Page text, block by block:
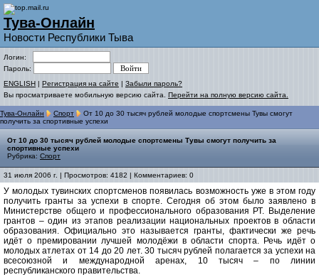
Тува-Онлайн
Новости Республики Тыва
Логин:
Пароль:
ENGLISH | Регистрация на сайте | Забыли пароль?
Вы просматриваете мобильную версию сайта. Перейти на полную версию сайта.
Тува-Онлайн Спорт
От 10 до 30 тысяч рублей молодые спортсмены Тувы смогут
получить за спортивные успехи
От 10 до 30 тысяч рублей молодые спортсмены Тувы смогут получить за
спортивные успехи
Рубрика: Спорт
31 июля 2006 г. | Просмотров: 4182 | Комментариев: 0
У молодых тувинских спортсменов появилась возможность уже в этом году
получить гранты за успехи в спорте. Сегодня об этом было заявлено в
Министерстве общего и профессионального образования РТ. Выделение
грантов – один из этапов реализации национальных проектов в области
образования. Официально это называется гранты, фактически же речь
идёт о премировании лучшей молодёжи в области спорта. Речь идёт о
молодых атлетах от 14 до 20 лет. 30 тысяч рублей полагается за успехи на
всесоюзной и международной аренах, 10 тысяч – по линии
республиканского правительства.